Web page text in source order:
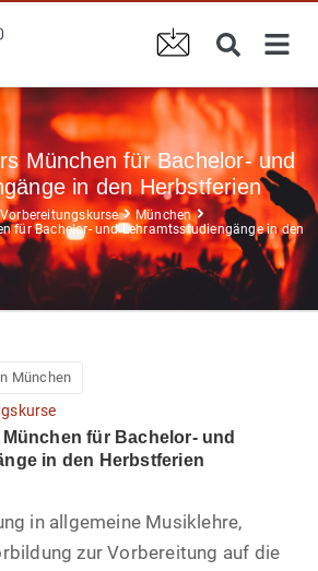
München für Bachelor- und
in den Herbstferien
Vorbereitungskurse
München
für Bachelor- und Lehramtsstudiengänge in den
München
für Bachelor- und
in den Herbstferien
in allgemeine Musiklehre,
zur Vorbereitung auf die